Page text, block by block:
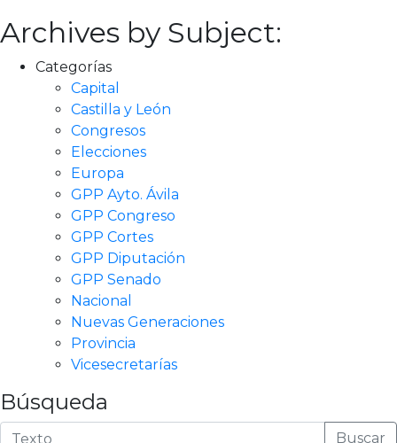
Archives by Subject:
Categorías
Capital
Castilla y León
Congresos
Elecciones
Europa
GPP Ayto. Ávila
GPP Congreso
GPP Cortes
GPP Diputación
GPP Senado
Nacional
Nuevas Generaciones
Provincia
Vicesecretarías
Búsqueda
Buscar